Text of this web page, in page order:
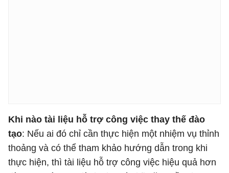
Khi nào tài liệu hỗ trợ công việc thay thế đào
tạo: Nếu ai đó chỉ cần thực hiện một nhiệm vụ thỉnh
thoảng và có thể tham khảo hướng dẫn trong khi
thực hiện, thì tài liệu hỗ trợ công việc hiệu quả hơn